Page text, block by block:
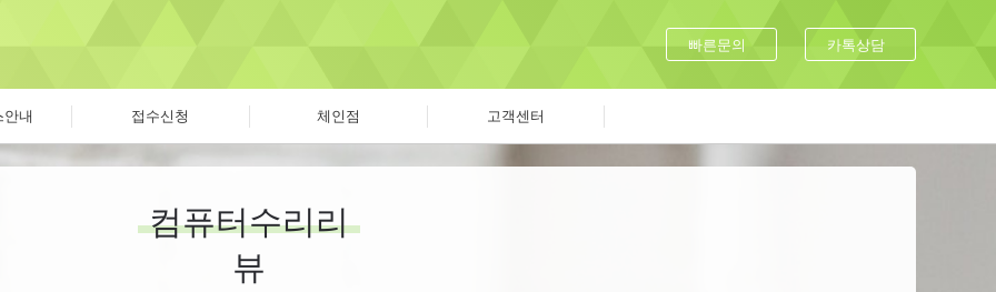
빠른문의 카톡상담
내 접수신청 체인점 고객센터
컴퓨터수리리
뷰